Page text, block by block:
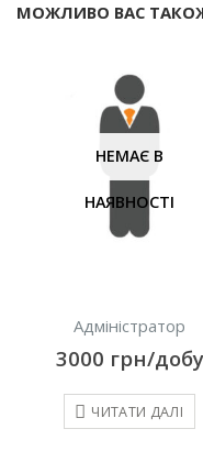
МОЖЛИВО ВАС
НЕМАЄ В
НАЯВНОСТІ
Адміністратор
3000 грн/добу
ЧИТАТИ ДАЛІ